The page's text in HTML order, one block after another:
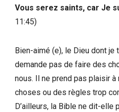
Vous serez saints, car Je
11:45)
Bien-aimé (e), le Dieu dont je
demande pas de faire des
nous. Il ne prend pas plaisir
choses ou des règles trop
D’ailleurs, la Bible ne dit-elle